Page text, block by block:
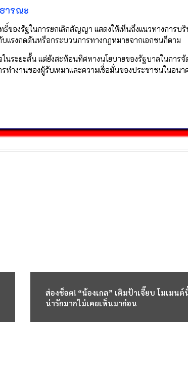
ารณะ
องรัฐในการยกเลิกสัญญา แสดงให้เห็นถึงแนวทางการบริ
แรงกดดันหรือกระบวนการทางกฎหมายจากเอกชนก็ตาม
ในระยะสั้น แต่ยังสะท้อนทิศทางนโยบายของรัฐบาลในการจั
ทำงานของผู้รับเหมาและความเชื่อมั่นของประชาชนในอนา
ส่องช็อต! “น้องเกล” เติมป้าเจี๊ยบ โมเมนต์
น่ารักมากไม่เคยเห็นมาก่อน